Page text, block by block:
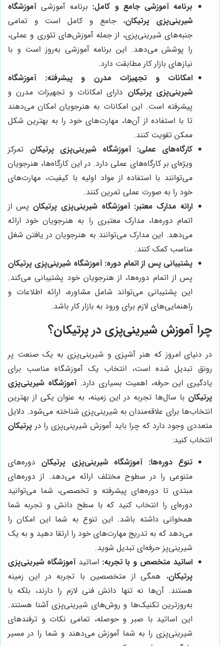
برنامه آموزشی جامع و کامل: برنامه آموزشیآموزشگاه
شیرینی‌پزی پرتیکان، جامع و کامل است و تمامی
جنبه‌های شیرینی‌پزی، از جمله آموزش‌های تئوری و عملی،
را پوشش می‌دهد. این برنامه آموزشی به‌روز است و با
نیازهای بازار کار مطابقت دارد.
امکانات و تجهیزات مدرن و پیشرفته:
آموزشگاه
شیرینی‌پزی پرتیکان دارای امکانات و تجهیزات مدرن و
پیشرفته است. این امکانات به هنرجویان امکان می‌دهند
تا با استفاده از آن‌ها، مهارت‌های خود را به بهترین شکل
ممکن تقویت کنند.
کارگاه‌های عملی: آموزشگاه شیرینی‌پزی پرتیکان تمرکز
ویژه‌ای بر کارگاه‌های عملی دارد. در این کارگاه‌ها، هنرجویان
می‌توانند با استفاده از مواد اولیه با کیفیت، مهارت‌های
خود را به صورت عملی تمرین کنند.
ارائه مدارک معتبر: آموزشگاه شیرینی‌پزی پرتیکان پس از
اتمام دوره‌ها، مدارک معتبری را به هنرجویان خود ارائه
می‌دهد. این مدارک می‌توانند به هنرجویان در یافتن شغل
مناسب کمک کنند.
پشتیبانی پس از اتمام دوره: آموزشگاه شیرینی‌پزی پرتیکان
پس از اتمام دوره‌ها، از هنرجویان خود پشتیبانی می‌کند.
این پشتیبانی می‌تواند شامل مشاوره، ارائه اطلاعات و
راهنمایی‌های لازم برای ورود به بازار کار باشد.
چرا آموزش شیرینی‌پزی در پرتیکان؟
در دنیای امروز که هنر آشپزی و شیرینی‌پزی به یک صنعت پر
رونق تبدیل شده است، انتخاب یک آموزشگاه مناسب برای
یادگیری این حرفه، اهمیت بسیاری دارد.آموزشگاه شیرینی‌پزی
پرتیکان با سال‌ها تجربه در این زمینه، به عنوان یکی از بهترین
انتخاب‌ها برای علاقه‌مندان به شیرینی‌پزی شناخته می‌شود. دلایل
متعددی وجود دارد که چرا باید آموزش شیرینی‌پزی را در پرتیکان
انتخاب کنید:
تنوع دوره‌ها: آموزشگاه شیرینی‌پزی پرتیکان دوره‌های
متنوعی را در سطوح مختلف ارائه می‌دهد. از دوره‌های
مبتدی تا دوره‌های پیشرفته و تخصصی، شما می‌توانید
دوره‌ای را انتخاب کنید که با سطح دانش و تجربه شما
همخوانی داشته باشد. این تنوع به شما این امکان را
می‌دهد که به تدریج مهارت‌های خود را ارتقا دهید و به یک
شیرینی‌پز حرفه‌ای تبدیل شوید.
اساتید متخصص و با تجربه: اساتیدآموزشگاه شیرینی‌پزی
پرتیکان، همگی از متخصصین با تجربه در این زمینه
هستند. آن‌ها نه تنها دانش فنی لازم را دارند، بلکه با
به‌روزترین تکنیک‌ها و روش‌های شیرینی‌پزی آشنا هستند.
این اساتید با صبر و حوصله، تمامی نکات و ترفندهای
شیرینی‌پزی را به شما آموزش می‌دهند و شما را در مسیر